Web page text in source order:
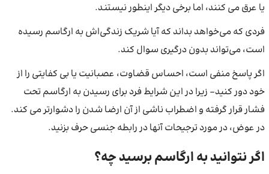
یا عرق می کنند، اما برخی دیگر اینطور نیستند.
فردی که می‌خواهد بداند که آیا شریک زندگی‌اش به ارگاسم رسیده
است، می‌تواند بدون درگیری سوال کند.
اگر پاسخ منفی است، احساس قضاوت، عصبانیت یا بی کفایتی را از
خود دور کنید- زیرا در این شرایط فرد برای رسیدن به ارگاسم تحت
فشار قرار گرفته و اضطراب ناشی از آن ارضا شدن را دشوارتر می کند.
در عوض، در مورد ترجیحات آنها در رابطه جنسی حرف بزنید.
اگر نتوانید به ارگاسم برسید چه؟